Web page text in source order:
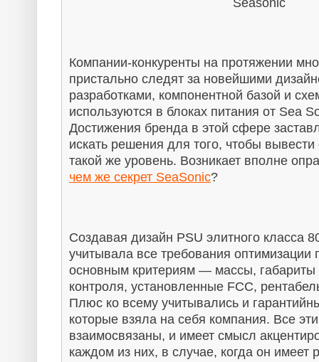
Компании-конкуренты на протяжении
пристально следят за новейшими
разработками, компонентной базой и
используются в блоках питания от Sea
Достижения бренда в этой сфере
искать решения для того, чтобы
такой же уровень. Возникает вполне
чем же секрет SeaSonic?
Создавая дизайн PSU элитного класса
учитывала все требования оптимизации
основным критериям — массы, габариты
контроля, установленные FCC,
Плюс ко всему учитывались и
которые взяла на себя компания. Все
взаимосвязаны, и имеет смысл
каждом из них, в случае, когда он